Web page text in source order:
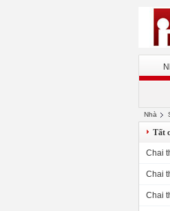
Nhà
Tất
Chai
Chai
Chai